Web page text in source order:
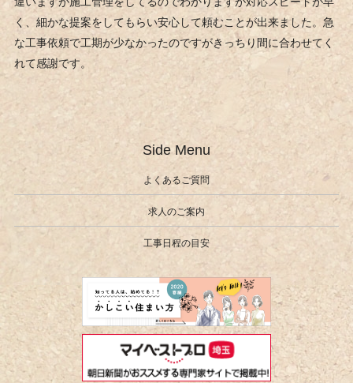
く、細かな提案をしてもらい安心して頼むことが出来ました。急
な工事依頼で工期が少なかったのですがきっちり間に合わせてく
れて感謝です。
Side Menu
よくあるご質問
求人のご案内
工事日程の目安